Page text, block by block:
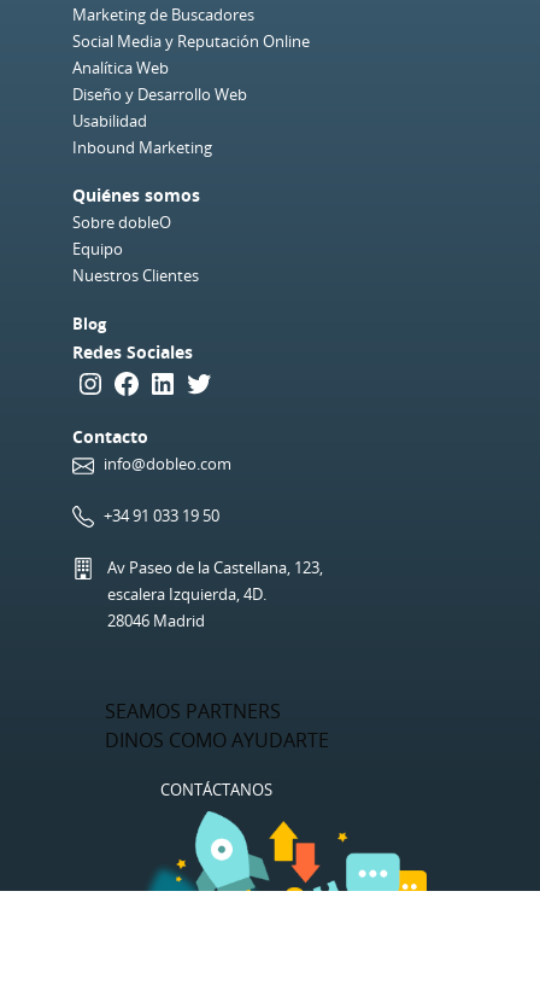
Marketing de Buscadores
Social Media y Reputación Online
Analítica Web
Diseño y Desarrollo Web
Usabilidad
Inbound Marketing
Quiénes somos
Sobre dobleO
Equipo
Nuestros Clientes
Blog
Redes Sociales
Instagram Facebook LinkedIn Twitter
Contacto
info@dobleo.com
+34 91 033 19 50
Av Paseo de la Castellana, 123,
escalera Izquierda, 4D.
28046 Madrid
SEAMOS PARTNERS
DINOS COMO AYUDARTE
CONTÁCTANOS